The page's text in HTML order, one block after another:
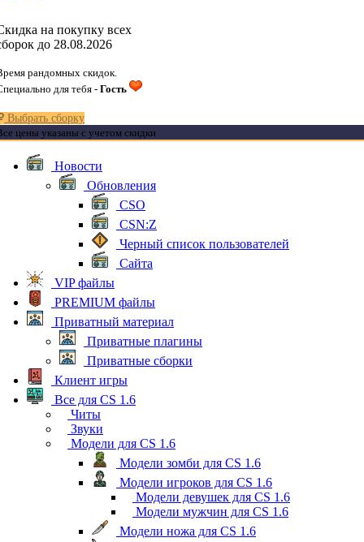
на покупку всех
до 28.08.2026
рандомных скидок.
для тебя - Гость
Выбрать сборку
цены указаны с учетом скидки
Новости
Обновления
CSO
CSN:Z
Черный список пользователей
Сайта
VIP файлы
PREMIUM файлы
Приватный материал
Приватные плагины
Приватные сборки
Клиент игры
Все для CS 1.6
Читы
Звуки
Модели для CS 1.6
Модели зомби для CS 1.6
Модели игроков для CS 1.6
Модели девушек для CS 1.6
Модели мужчин для CS 1.6
Модели ножа для CS 1.6